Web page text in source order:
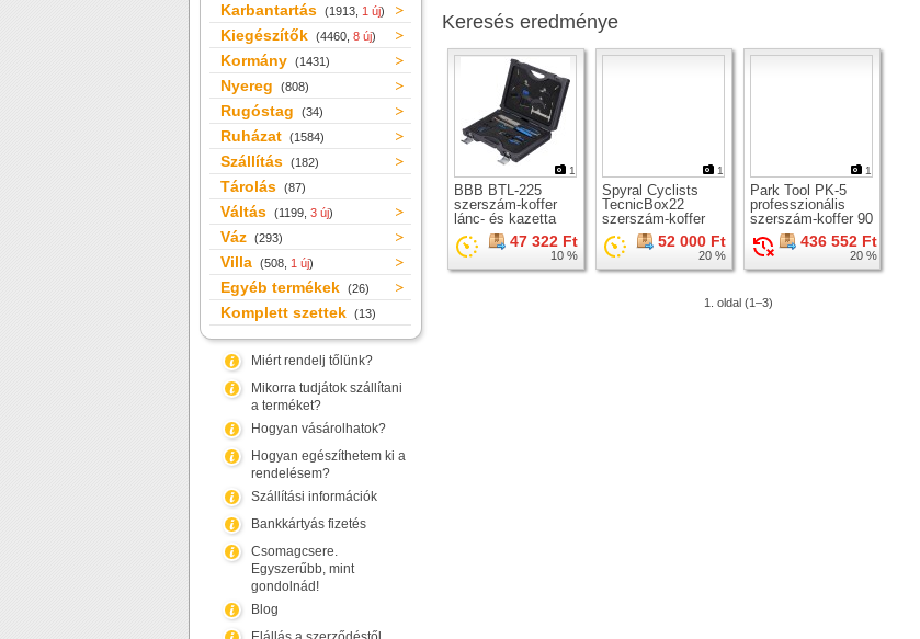
Karbantartás (1913, 1 új)
Kiegészítők (4460, 8 új)
Kormány (1431)
Nyereg (808)
Rugóstag (34)
Ruházat (1584)
Szállítás (182)
Tárolás (87)
Váltás (1199, 3 új)
Váz (293)
Villa (508, 1 új)
Egyéb termékek (26)
Komplett szettek (13)
Miért rendelj tőlünk?
Mikorra tudjátok szállítani
a terméket?
Hogyan vásárolhatok?
Hogyan egészíthetem ki a
rendelésem?
Szállítási információk
Bankkártyás fizetés
Csomagcsere.
Egyszerűbb, mint
gondolnád!
Blog
Keresés eredménye
1
BBB BTL-225
szerszám-koffer
lánc- és kazetta
karbantáshoz47 322 Ft
10 %
1
Spyral Cyclists
TecnicBox22
szerszám-koffer
52 000 Ft
20 %
1
Park Tool PK-5
professzionális
szerszám-koffer 90
db-os
436 552 Ft
20 %
1. oldal (1–3)